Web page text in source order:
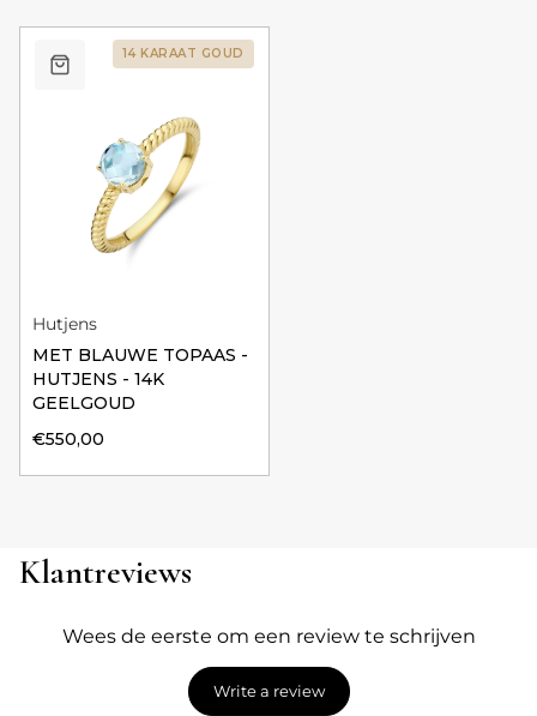
14 KARAAT GOUD
Hutjens
MET BLAUWE TOPAAS -
HUTJENS - 14K
GEELGOUD
€550,00
Klantreviews
Wees de eerste om een review te schrijven
Write a review